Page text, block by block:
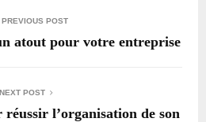
PREVIOUS POST
atout pour votre entreprise
NEXT POST
réussir l’organisation de son